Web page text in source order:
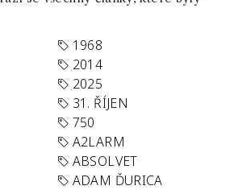
1968
2014
2025
31. ŘÍJEN
750
A2LARM
ABSOLVET
ADAM ĎURICA